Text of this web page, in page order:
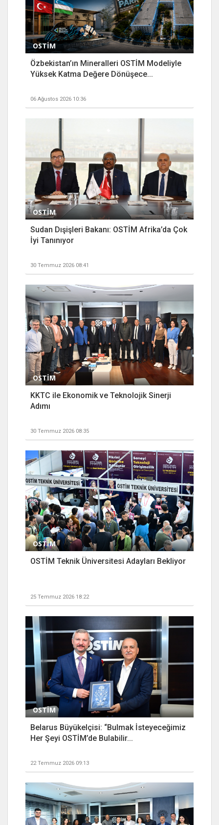
OSTİM
Özbekistan’ın Mineralleri OSTİM Modeliyle
Yüksek Katma Değere Dönüşece...
06 Ağustos 2026 10:36
OSTİM
Sudan Dışişleri Bakanı: OSTİM Afrika’da Çok
İyi Tanınıyor
30 Temmuz 2026 08:41
OSTİM
KKTC ile Ekonomik ve Teknolojik Sinerji
Adımı
30 Temmuz 2026 08:35
OSTİM
OSTİM Teknik Üniversitesi Adayları Bekliyor
25 Temmuz 2026 18:22
OSTİM
Belarus Büyükelçisi: “Bulmak İsteyeceğimiz
Her Şeyi OSTİM’de Bulabilir...
22 Temmuz 2026 09:13